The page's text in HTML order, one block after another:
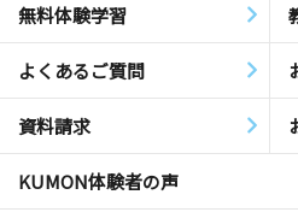
無料体験学習
よくあるご質問
資料請求
KUMON体験者の声